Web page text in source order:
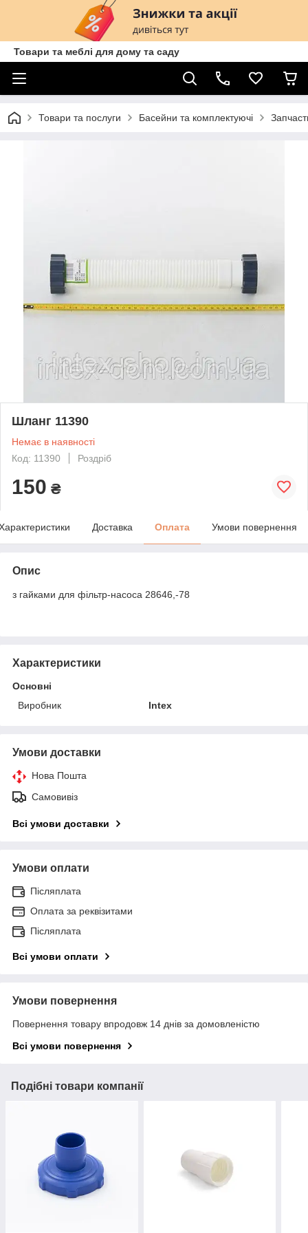
Товари та меблі для дому та саду
Товари та послуги Басейни та комплектуючі
Шланг 11390
Немає в наявності
Код: 11390
Роздріб
150 ₴
Доставка Оплата Умови повернення
Опис
з гайками для фільтр-насоса 28646,-78
Характеристики
Основні
Виробник
Intex
Умови доставки
Нова Пошта
Самовивіз
Всі умови доставки
Умови оплати
Післяплата
Оплата за реквізитами
Післяплата
Всі умови оплати
Умови повернення
Повернення товару впродовж 14 днів за домовленістю
Всі умови повернення
Подібні товари компанії